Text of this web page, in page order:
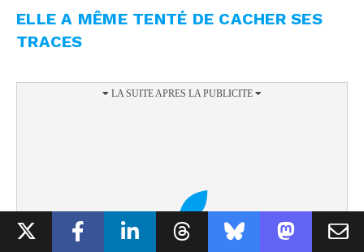
ELLE A MÊME TENTÉ DE CACHER SES
TRACES